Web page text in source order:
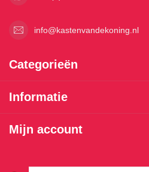
info@kastenvandekoning.nl
Categorieën
Informatie
Mijn account